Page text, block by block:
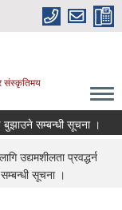
संस्कृतिमय
सम्बन्धी सूचना ।
उद्यमशीलता प्रवद्धर्न
सूचना ।